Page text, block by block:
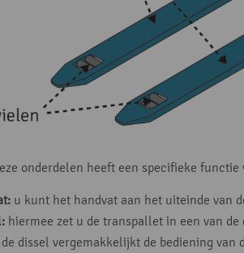
onderdelen heeft een specifieke
u kunt het handvat aan het uiteinde van
hiermee zet u de transpallet in een van
de dissel vergemakkelijkt de bediening van